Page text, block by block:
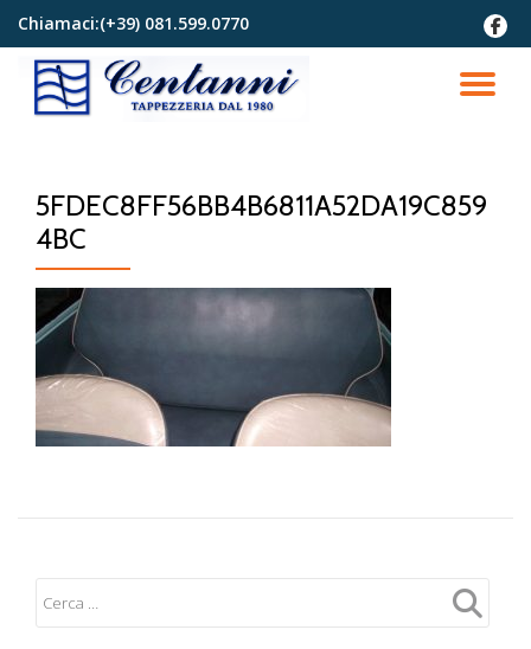
Passa
contenuto
Chiamaci:(+39) 081.599.0770
fa-
5FDEC8FF56BB4B6811A52DA19C859
4BC